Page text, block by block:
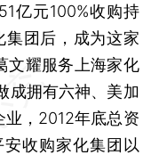
亿元100%收购持
集团后，成为这家
文耀服务上海家化
成拥有六神、美加
业，2012年底总资
收购家化集团以